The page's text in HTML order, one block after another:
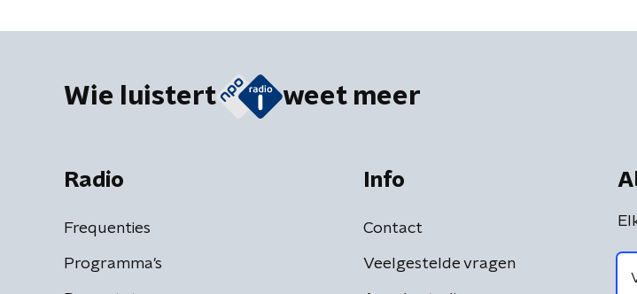
Wie luistert weet meer
Radio
Frequenties
Programma's
Info
Contact
Veelgestelde vragen